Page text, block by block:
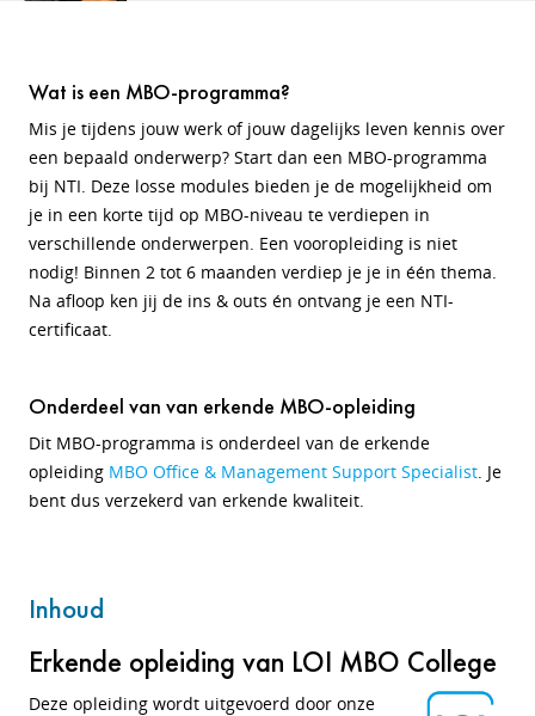
Wat is een MBO-programma?
Mis je tijdens jouw werk of jouw dagelijks leven kennis over
een bepaald onderwerp? Start dan een MBO-programma
bij NTI. Deze losse modules bieden je de mogelijkheid om
je in een korte tijd op MBO-niveau te verdiepen in
verschillende onderwerpen. Een vooropleiding is niet
nodig! Binnen 2 tot 6 maanden verdiep je je in één thema.
Na afloop ken jij de ins & outs én ontvang je een NTI-
certificaat.
Onderdeel van van erkende MBO-opleiding
Dit MBO-programma is onderdeel van de erkende
opleiding MBO Office & Management Support Specialist. Je
bent dus verzekerd van erkende kwaliteit.
Inhoud
Erkende opleiding van LOI MBO College
Deze opleiding wordt uitgevoerd door onze